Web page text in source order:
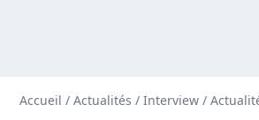
Accueil / Actualités / Interview /